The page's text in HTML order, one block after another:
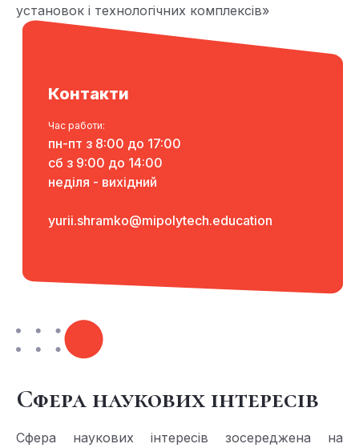
установок і технологічних комплексів»
Контакти
Час работи:
пн-пт з 8:00 до 17:00
сб з 9:00 до 14:00
неділя - вихідний
yurii.shramko@mipolytech.education
Сфера наукових інтересів
Сфера наукових інтересів зосереджена на